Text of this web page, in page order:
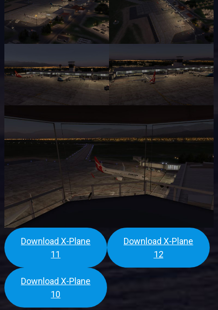
Download X-Plane
11
Download X-Plane
12
Download X-Plane
10